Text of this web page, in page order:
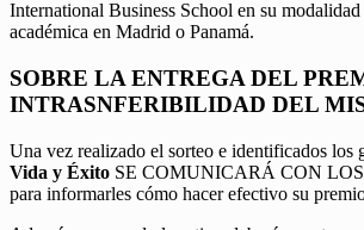
International Business School en su
académica en Madrid o Panamá.
SOBRE LA ENTREGA DEL
INTRASNFERIBILIDAD DEL
Una vez realizado el sorteo e identificados los
Vida y Éxito SE COMUNICARÁ CON
para informarles cómo hacer efectivo su